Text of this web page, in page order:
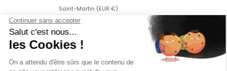
Saint-Martin (EUR €)
Saint-Martin (partie néerlandaise) (ANG ƒ)
Saint-Pierre-et-Miquelon (EUR €)
Singapour (SGD $)